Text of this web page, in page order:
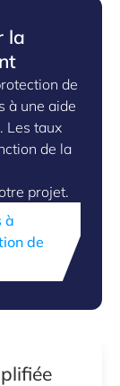
la
de
à une aide
Les taux
de la
projet.
à
de